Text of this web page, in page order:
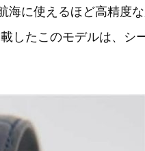
に使えるほど高精度
したこのモデルは、